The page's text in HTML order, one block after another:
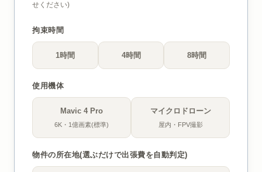
せください)
拘束時間
1時間 4時間 8時間
使用機体
Mavic 4 Pro
6K・1億画素(標準)
マイクロドローン
屋内・FPV撮影
物件の所在地(選ぶだけで出張費を自動判定)